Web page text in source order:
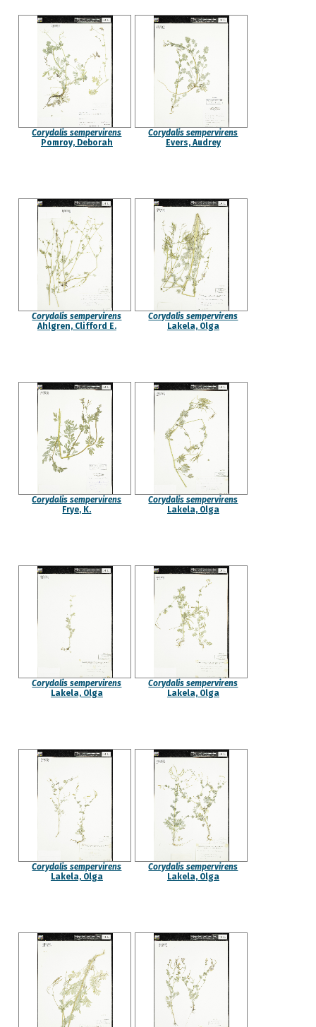
Corydalis sempervirens
Pomroy, Deborah
Corydalis sempervirens
Evers, Audrey
Corydalis sempervirens
Ahlgren, Clifford E.
Corydalis sempervirens
Lakela, Olga
Corydalis sempervirens
Frye, K.
Corydalis sempervirens
Lakela, Olga
Corydalis sempervirens
Lakela, Olga
Corydalis sempervirens
Lakela, Olga
Corydalis sempervirens
Lakela, Olga
Corydalis sempervirens
Lakela, Olga